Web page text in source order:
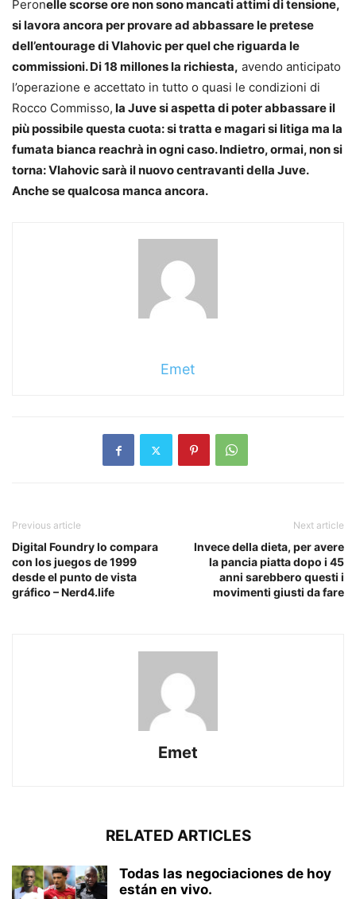
Peronelle scorse ore non sono mancati attimi di tensione,
si lavora ancora per provare ad abbassare le pretese
dell’entourage di Vlahovic per quel che riguarda le
commissioni. Di 18 millones la richiesta, avendo anticipato
l’operazione e accettato in tutto o quasi le condizioni di
Rocco Commisso, la Juve si aspetta di poter abbassare il
più possibile questa cuota: si tratta e magari si litiga ma la
fumata bianca reachrà in ogni caso. Indietro, ormai, non si
torna: Vlahovic sarà il nuovo centravanti della Juve.
Anche se qualcosa manca ancora.
Emet
Previous article
Digital Foundry lo compara
con los juegos de 1999
desde el punto de vista
gráfico – Nerd4.life
Next article
Invece della dieta, per avere
la pancia piatta dopo i 45
anni sarebbero questi i
movimenti giusti da fare
Emet
RELATED ARTICLES
Todas las negociaciones de hoy
están en vivo.